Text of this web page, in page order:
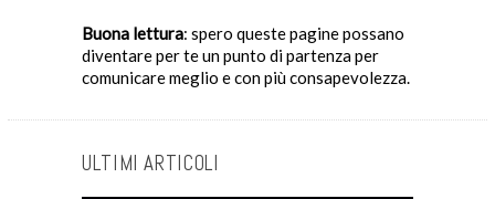
Buona lettura: spero queste pagine possano
diventare per te un punto di partenza per
comunicare meglio e con più consapevolezza.
ULTIMI ARTICOLI